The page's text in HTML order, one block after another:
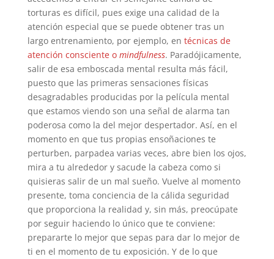
torturas es difícil, pues exige una calidad de la
atención especial que se puede obtener tras un
largo entrenamiento, por ejemplo, en técnicas de
atención consciente o mindfulness. Paradójicamente,
salir de esa emboscada mental resulta más fácil,
puesto que las primeras sensaciones físicas
desagradables producidas por la película mental
que estamos viendo son una señal de alarma tan
poderosa como la del mejor despertador. Así, en el
momento en que tus propias ensoñaciones te
perturben, parpadea varias veces, abre bien los ojos,
mira a tu alrededor y sacude la cabeza como si
quisieras salir de un mal sueño. Vuelve al momento
presente, toma conciencia de la cálida seguridad
que proporciona la realidad y, sin más, preocúpate
por seguir haciendo lo único que te conviene:
prepararte lo mejor que sepas para dar lo mejor de
ti en el momento de tu exposición. Y de lo que